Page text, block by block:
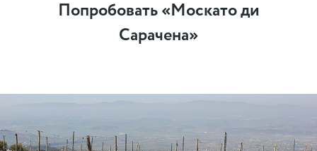
Попробовать «Москато ди
Сарачена»